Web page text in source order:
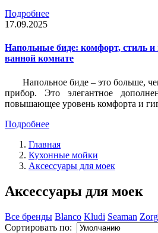
Подробнее
17.09.2025
Напольные биде: комфорт, стиль и
ванной комнате
Напольное биде – это больше,
прибор. Это элегантное
повышающее уровень комфорта и
Подробнее
Главная
Кухонные мойки
Аксессуары для моек
Аксессуары для моек
Все бренды Blanco Kludi Seaman Zorg
Сортировать по: